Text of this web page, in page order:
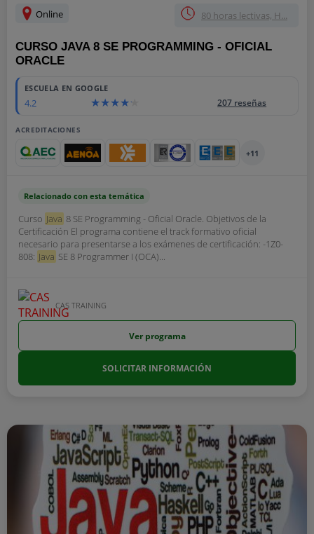
Online 80 horas lectivas, H...
CURSO JAVA 8 SE PROGRAMMING - OFICIAL
ORACLE
ESCUELA EN GOOGLE
4.2 207 reseñas
ACREDITACIONES
+11
Relacionado con esta temática
Curso Java 8 SE Programming - Oficial Oracle. Objetivos de la
Certificación El programa contiene el track formativo oficial
necesario para presentarse a los exámenes de certificación: -1Z0-
808: Java SE 8 Programmer I (OCA)...
CAS TRAINING
Ver programa
SOLICITAR INFORMACIÓN